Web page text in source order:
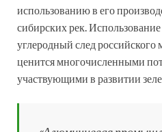
использованию в его
сибирских рек.
углеродный след российского
ценится многочисленными
участвующими в развитии